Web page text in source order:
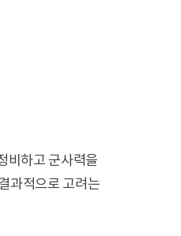
비하고 군사력을
과적으로 고려는